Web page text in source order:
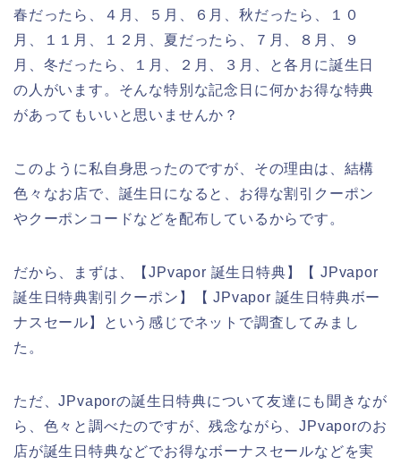
春だったら、４月、５月、６月、秋だったら、１０
月、１１月、１２月、夏だったら、７月、８月、９
月、冬だったら、１月、２月、３月、と各月に誕生日
の人がいます。そんな特別な記念日に何かお得な特典
があってもいいと思いませんか？
このように私自身思ったのですが、その理由は、結構
色々なお店で、誕生日になると、お得な割引クーポン
やクーポンコードなどを配布しているからです。
だから、まずは、【JPvapor 誕生日特典】【 JPvapor
誕生日特典割引クーポン】【 JPvapor 誕生日特典ボー
ナスセール】という感じでネットで調査してみまし
た。
ただ、JPvaporの誕生日特典について友達にも聞きなが
ら、色々と調べたのですが、残念ながら、JPvaporのお
店が誕生日特典などでお得なボーナスセールなどを実